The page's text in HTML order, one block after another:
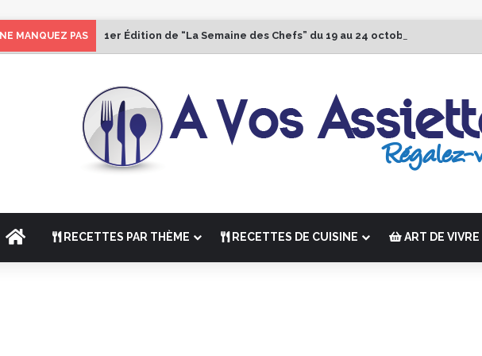
NE MANQUEZ PAS 1er Édition de “La Semaine des Chefs” du 19 au 24 octobre 2026
ACCUEILRECETTES PAR THÈME RECETTES DE CUISINE ART DE VIVRE